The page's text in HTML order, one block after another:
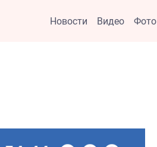
Новости Видео Фото